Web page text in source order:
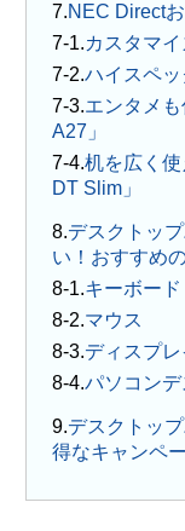
7.NEC Direct
カスタマ
ハイスペッ
エンタメ
A27」
机を広く
DT Slim」
8.デスクトッ
い！おすすめ
キーボード
マウス
ディスプレ
パソコン
9.デスクトッ
得なキャンペ